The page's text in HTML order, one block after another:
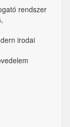
rendszer
irodai